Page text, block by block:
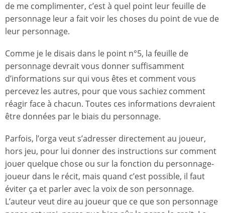
de me complimenter, c’est à quel point leur feuille de
personnage leur a fait voir les choses du point de vue de
leur personnage.
Comme je le disais dans le point n°5, la feuille de
personnage devrait vous donner suffisamment
d’informations sur qui vous êtes et comment vous
percevez les autres, pour que vous sachiez comment
réagir face à chacun. Toutes ces informations devraient
être données par le biais du personnage.
Parfois, l’orga veut s’adresser directement au joueur,
hors jeu, pour lui donner des instructions sur comment
jouer quelque chose ou sur la fonction du personnage-
joueur dans le récit, mais quand c’est possible, il faut
éviter ça et parler avec la voix de son personnage.
L’auteur veut dire au joueur que ce que son personnage